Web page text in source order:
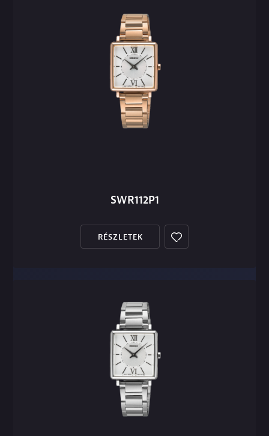
SWR112P1
RÉSZLETEK